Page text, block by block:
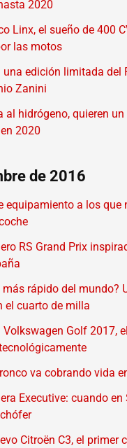
2020
Linx, el sueño de 400
las motos
edición limitada del
Zanini
al hidrógeno, quieren
2020
de 2016
equipamiento a los que
RS Grand Prix
más rápido del mundo?
el cuarto de milla
Volkswagen Golf 2017,
va cobrando vida
Executive: cuando
Citroën C3, el primer